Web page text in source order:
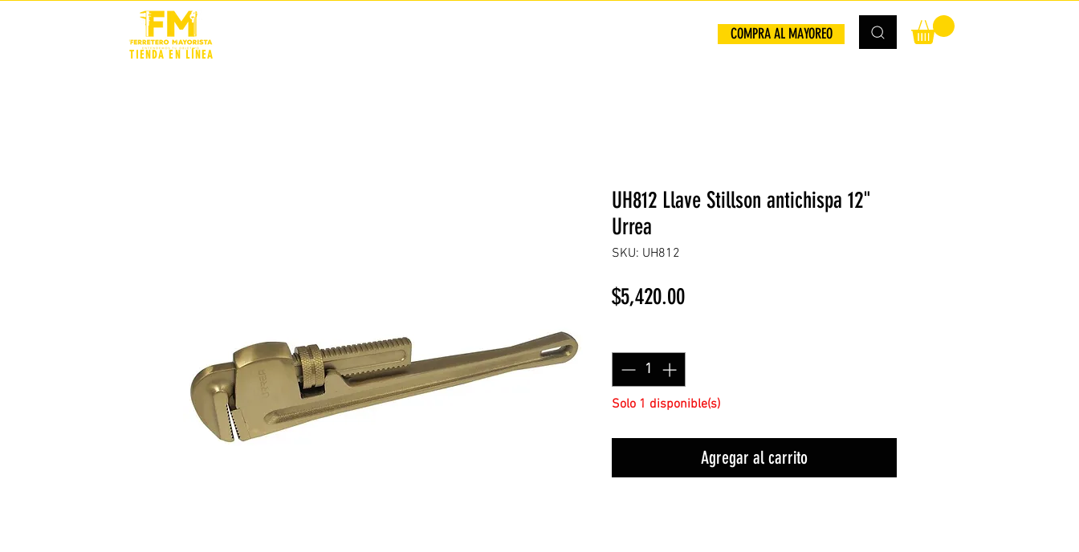
TIENDA EN LÍNEA
COMPRA AL MAYOREO
UH812 Llave Stillson antichispa 12"
Urrea
SKU: UH812
$5,420.00Precio
Solo 1 disponible(s)
Agregar al carrito